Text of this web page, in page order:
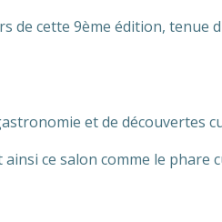
cette 9ème édition, tenue
et de découvertes
ce salon comme le phare